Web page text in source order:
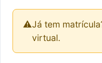
⚠️Já tem
virtual.